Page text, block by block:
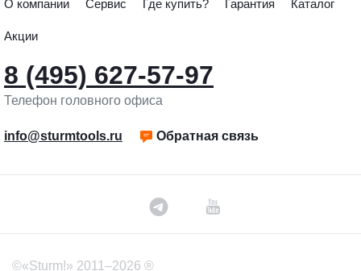
О компании Сервис Где купить? Гарантия Каталог
Акции
8 (495) 627-57-97
Телефон головного офиса
info@sturmtools.ru Обратная связь
©«Sturm!» 2011–2026 ®